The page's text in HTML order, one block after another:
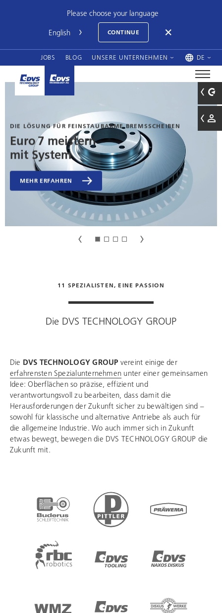
Please choose your language
CONTINUE
JOBS BLOG UNSERE UNTERNEHMEN DE
7 GESCHICHTEN – ZUM VORLESEN, SELBERLESEN, STAUNEN
UND AUSMALEN
Zahni möchte
ein Zahnrad werden
ENTDECKE DIE WELT VON ZAHNI
11 SPEZIALISTEN, EINE PASSION
Die DVS TECHNOLOGY GROUP
Die DVS TECHNOLOGY GROUP vereint einige der
erfahrensten Spezialunternehmen unter einer gemeinsamen
Idee: Oberflächen so präzise, effizient und
verantwortungsvoll zu bearbeiten, dass damit die
Herausforderungen der Zukunft sicher zu bewältigen sind –
sowohl für klassische und alternative Antriebe als auch für
die allgemeine Industrie. Wo auch immer sich in Zukunft
etwas bewegt, bewegen die DVS TECHNOLOGY GROUP die
Zukunft mit.